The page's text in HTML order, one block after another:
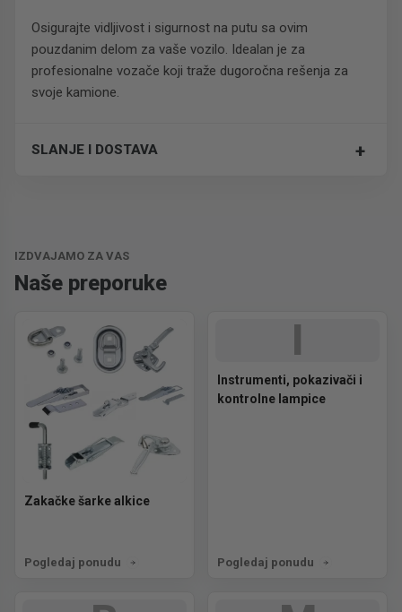
Osigurajte vidljivost i sigurnost na putu sa ovim
pouzdanim delom za vaše vozilo. Idealan je za
profesionalne vozače koji traže dugoročna rešenja za
svoje kamione.
SLANJE I DOSTAVA +
IZDVAJAMO ZA VAS
Naše preporuke
Zakačke šarke alkice
Pogledaj ponudu
I
Instrumenti, pokazivači i
kontrolne lampice
Pogledaj ponudu